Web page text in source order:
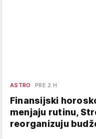
ASTRO PRE 2 H
Finansijski
menjaju rutinu,
reorganizuju